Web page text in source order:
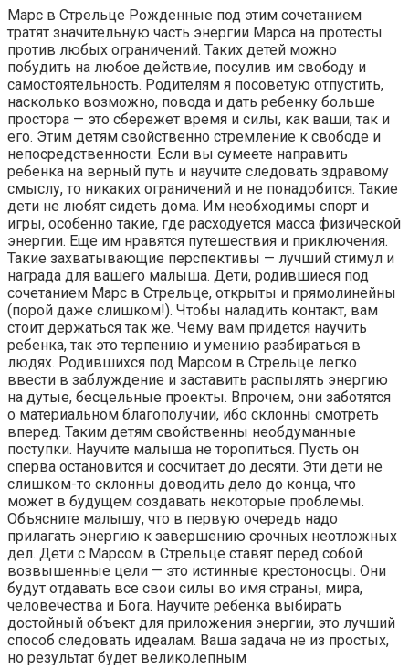
Марс в Стрельце Рожденные под этим сочетанием
тратят значительную часть энергии Марса на протесты
против любых ограничений. Таких детей можно
побудить на любое действие, посулив им свободу и
самостоятельность. Родителям я посоветую отпустить,
насколько возможно, повода и дать ребенку больше
простора — это сбережет время и силы, как ваши, так и
его. Этим детям свойственно стремление к свободе и
непосредственности. Если вы сумеете направить
ребенка на верный путь и научите следовать здравому
смыслу, то никаких ограничений и не понадобится. Такие
дети не любят сидеть дома. Им необходимы спорт и
игры, особенно такие, где расходуется масса физической
энергии. Еще им нравятся путешествия и приключения.
Такие захватывающие перспективы — лучший стимул и
награда для вашего малыша. Дети, родившиеся под
сочетанием Марс в Стрельце, открыты и прямолинейны
(порой даже слишком!). Чтобы наладить контакт, вам
стоит держаться так же. Чему вам придется научить
ребенка, так это терпению и умению разбираться в
людях. Родившихся под Марсом в Стрельце легко
ввести в заблуждение и заставить распылять энергию
на дутые, бесцельные проекты. Впрочем, они заботятся
о материальном благополучии, ибо склонны смотреть
вперед. Таким детям свойственны необдуманные
поступки. Научите малыша не торопиться. Пусть он
сперва остановится и сосчитает до десяти. Эти дети не
слишком-то склонны доводить дело до конца, что
может в будущем создавать некоторые проблемы.
Объясните малышу, что в первую очередь надо
прилагать энергию к завершению срочных неотложных
дел. Дети с Марсом в Стрельце ставят перед собой
возвышенные цели — это истинные крестоносцы. Они
будут отдавать все свои силы во имя страны, мира,
человечества и Бога. Научите ребенка выбирать
достойный объект для приложения энергии, это лучший
способ следовать идеалам. Ваша задача не из простых,
но результат будет великолепным